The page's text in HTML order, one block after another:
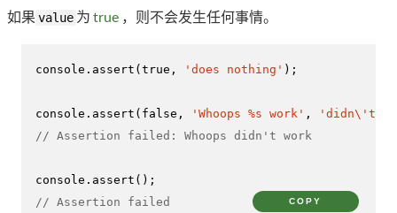
如果 value 为 true ，则不会发生任何事情。
console . assert ( true , 'does nothing' );
console . assert ( false , 'Whoops %s work' ,
'didn\'t'
// Assertion failed: Whoops didn't work
console . assert
// Assertion failed
COPY